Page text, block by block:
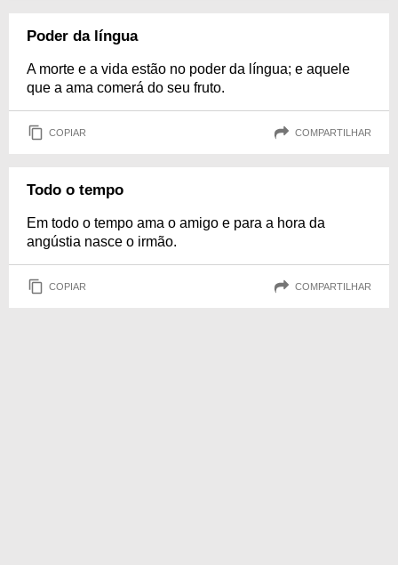
Poder da língua
A morte e a vida estão no poder da língua; e aquele
que a ama comerá do seu fruto.
COPIAR COMPARTILHAR
Todo o tempo
Em todo o tempo ama o amigo e para a hora da
angústia nasce o irmão.
COPIAR COMPARTILHAR